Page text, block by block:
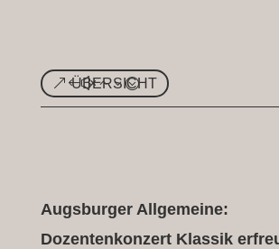
ÜBERSICHT
Augsburger Allgemeine:
Dozentenkonzert Klassik